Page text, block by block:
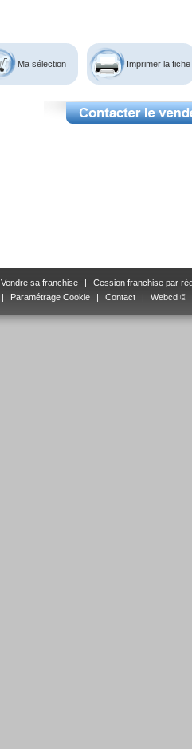
Ma sélection Imprimer la fiche
Vendre sa franchise |
Cession franchise par
| Paramétrage Cookie | Contact | Webcd ©